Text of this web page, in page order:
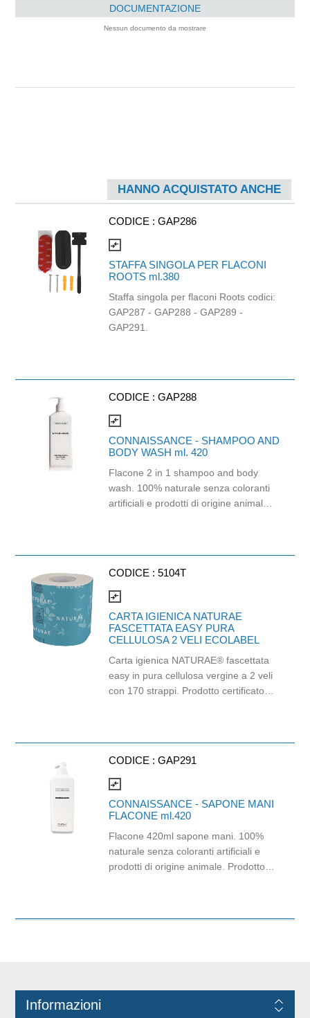
DOCUMENTAZIONE
Nessun documento da mostrare
HANNO ACQUISTATO ANCHE
CODICE : GAP286
compare_arrows
STAFFA SINGOLA PER FLACONI
ROOTS ml.380
Staffa singola per flaconi Roots codici:
GAP287 - GAP288 - GAP289 -
GAP291.
CODICE : GAP288
compare_arrows
CONNAISSANCE - SHAMPOO AND
BODY WASH ml. 420
Flacone 2 in 1 shampoo and body
wash. 100% naturale senza coloranti
artificiali e prodotti di origine animale.
sulla pelle e dall'alto potere idratante.
Nutre e rinfresca la la tua pelle. Dal
packaging discreto ed elegante è
ideale per camere d'albergo, b&b e
palestre. Prodotto certificato cruelty-
free e 100% riciclabile. Per il refill
utilizzare tanica cod. GAP295
CODICE : 5104T
compare_arrows
CARTA IGIENICA NATURAE
FASCETTATA EASY PURA
CELLULOSA 2 VELI ECOLABEL
Carta igienica NATURAE® fascettata
easy in pura cellulosa vergine a 2 veli
con 170 strappi. Prodotto certificato
CODICE : GAP291
compare_arrows
CONNAISSANCE - SAPONE MANI
FLACONE ml.420
Flacone 420ml sapone mani. 100%
naturale senza coloranti artificiali e
prodotti di origine animale. Prodotto
ideale per camere d'albergo, b&b e
Informazioni